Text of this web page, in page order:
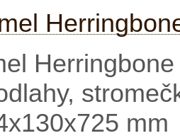
Herringbone
mm